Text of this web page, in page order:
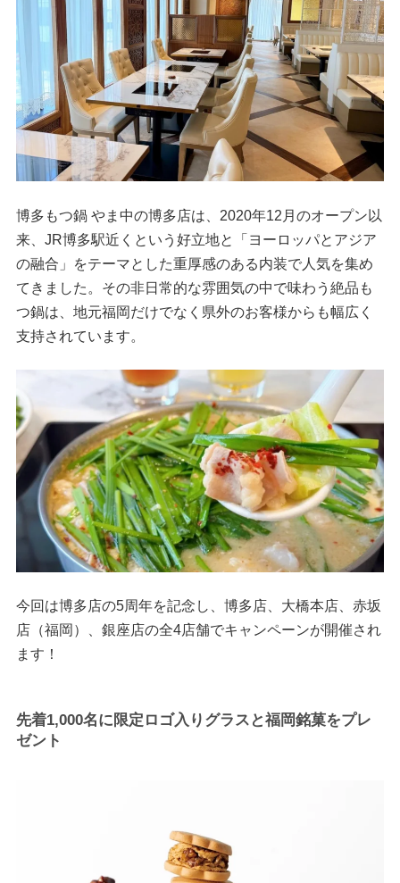
博多もつ鍋 やま中の博多店は、2020年12月のオープン以
来、JR博多駅近くという好立地と「ヨーロッパとアジア
の融合」をテーマとした重厚感のある内装で人気を集め
てきました。その非日常的な雰囲気の中で味わう絶品も
つ鍋は、地元福岡だけでなく県外のお客様からも幅広く
支持されています。
今回は博多店の5周年を記念し、博多店、大橋本店、赤坂
店（福岡）、銀座店の全4店舗でキャンペーンが開催され
ます！
先着1,000名に限定ロゴ入りグラスと福岡銘菓をプレ
ゼント